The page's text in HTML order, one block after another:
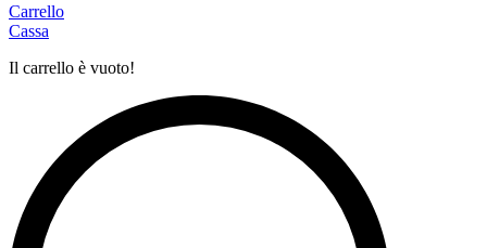
Carrello
Cassa
Il carrello è vuoto!